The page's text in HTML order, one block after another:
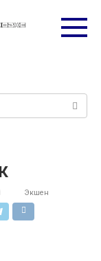
Экшен